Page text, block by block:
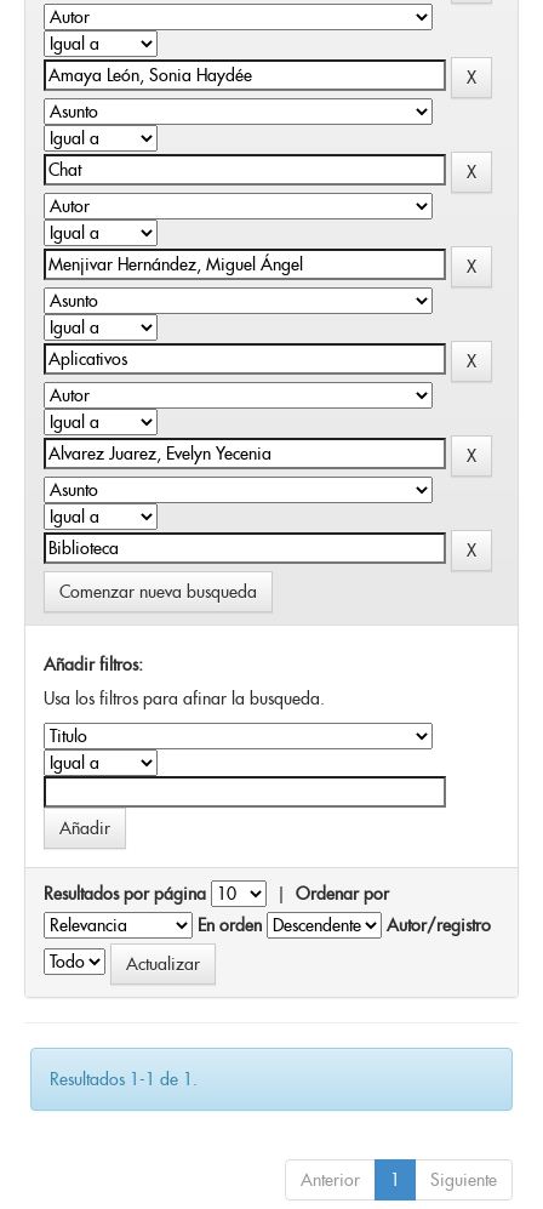
Comenzar nueva busqueda
Añadir filtros:
Usa los filtros para afinar la busqueda.
Resultados por página | Ordenar por
En orden
Autor/registro
Resultados 1-1 de 1.
Anterior 1 Siguiente